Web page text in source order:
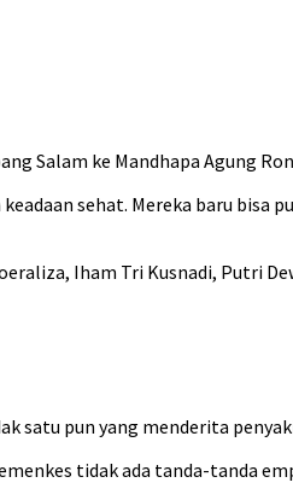
Salam ke Mandhapa Agung
sehat. Mereka baru
Iham Tri Kusnadi, Putri
satu pun yang menderita
tidak ada tanda-tanda